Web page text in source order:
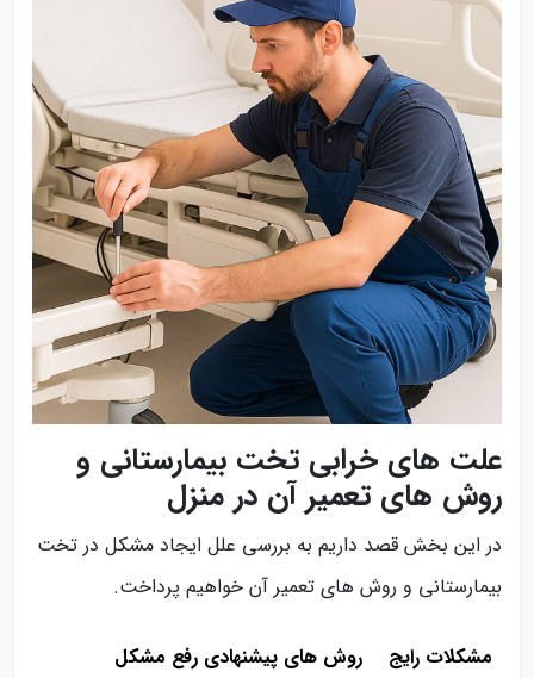
علت‌ های خرابی تخت بیمارستانی و
روش‌ های تعمیر آن در منزل
در این بخش قصد داریم به بررسی علل ایجاد مشکل در تخت
بیمارستانی و روش های تعمیر آن خواهیم پرداخت.
مشکلات رایج روش‌ های پیشنهادی رفع مشکل